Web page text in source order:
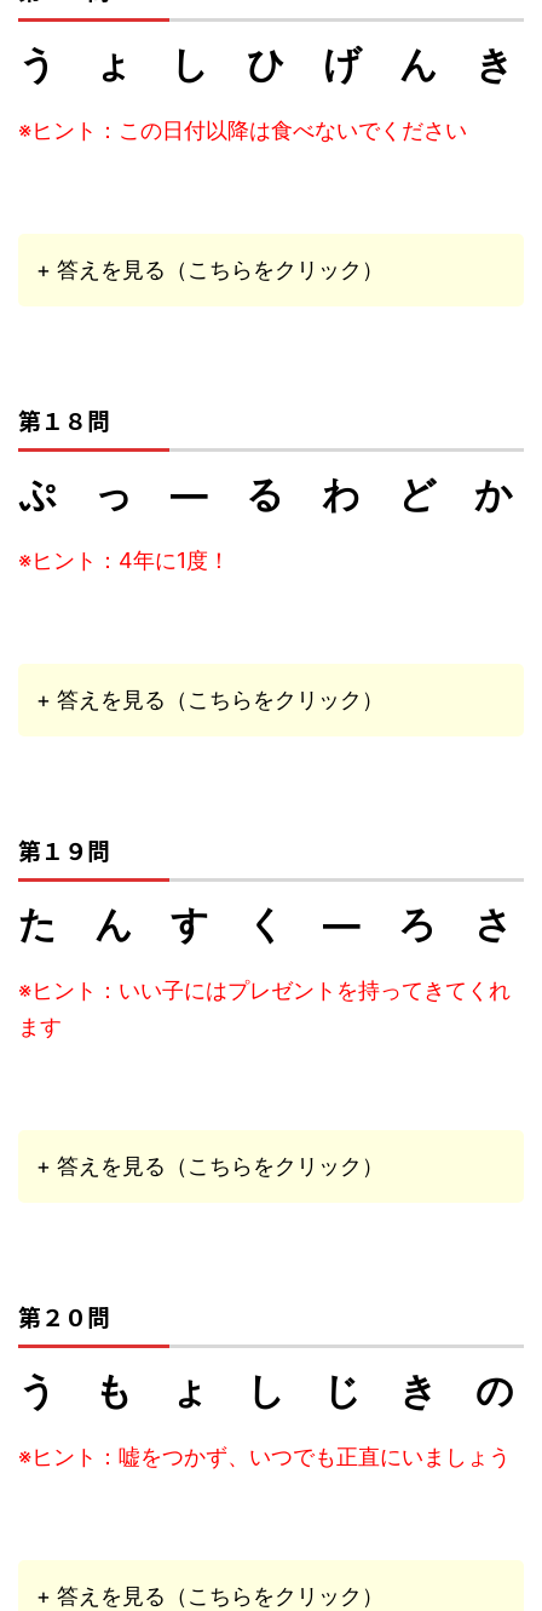
う ょ し ひ げ ん き
※ヒント：この日付以降は食べないでください
+ 答えを見る（こちらをクリック）
第１８問
ぷ っ ― る わ ど か
※ヒント：4年に1度！
+ 答えを見る（こちらをクリック）
第１９問
た ん す く ― ろ さ
※ヒント：いい子にはプレゼントを持ってきてくれ
ます
+ 答えを見る（こちらをクリック）
第２０問
う も ょ し じ き の
※ヒント：嘘をつかず、いつでも正直にいましょう
+ 答えを見る（こちらをクリック）